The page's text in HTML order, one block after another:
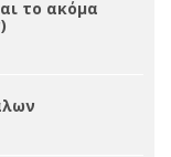
το ακόμα